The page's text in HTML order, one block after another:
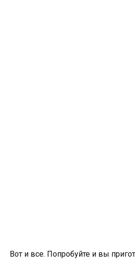
Вот и все. Попробуйте и вы